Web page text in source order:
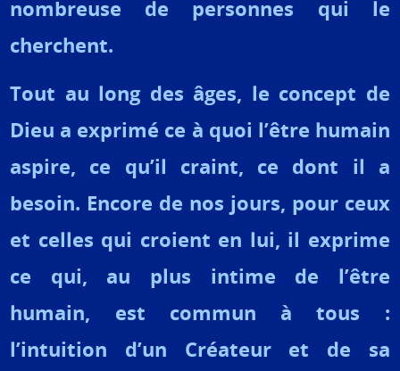
nombreuse de personnes qui le
cherchent.
Tout au long des âges, le concept de
Dieu a exprimé ce à quoi l’être humain
aspire, ce qu’il craint, ce dont il a
besoin. Encore de nos jours, pour ceux
et celles qui croient en lui, il exprime
ce qui, au plus intime de l’être
humain, est commun à tous :
l’intuition d’un Créateur et de sa